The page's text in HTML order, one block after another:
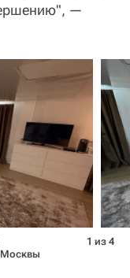
—
Москвы
1 из 4